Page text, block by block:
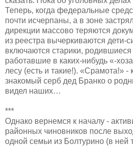
Теперь, когда федеральные
почти исчерпаны, а в зоне
дирекции массово теряются
из реестра вычеркиваются дети-
включаются старики, родившиеся
работавшие в каких-нибудь «-
лесу (есть и такие!). «Срамота!» -
знакомый серб дед Бранко о
видел наших…
***
Однако вернемся к началу -
районных чиновников после
одной семьи из Болтурино (в ней